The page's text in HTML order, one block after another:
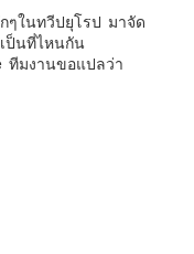
ๆในทวีปยุโรป มาจัด
ป็นที่ไหนกัน
ทีมงานขอแปลว่า